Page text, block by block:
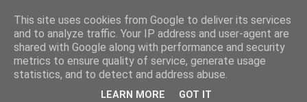
SERIATIM
This site uses cookies from Google to deliver its services
and to analyze traffic. Your IP address and user-agent are
shared with Google along with performance and security
metrics to ensure quality of service, generate usage
statistics, and to detect and address abuse.
LEARN MORE GOT IT